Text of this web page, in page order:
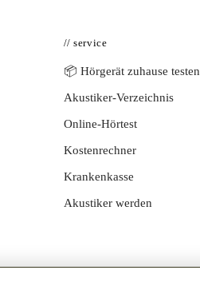
// service
📦 Hörgerät zuhause testen
Akustiker-Verzeichnis
Online-Hörtest
Kostenrechner
Krankenkasse
Akustiker werden